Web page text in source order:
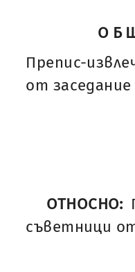
Препис-
от заседание
ОТНОСНО:
съветници